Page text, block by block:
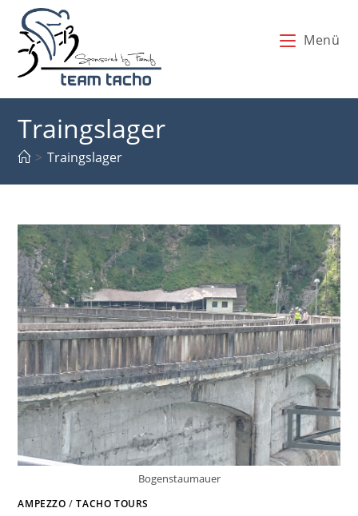
Inhalt
springen
Menü
Traingslager
> Traingslager
Bogenstaumauer
AMPEZZO /TACHO TOURS